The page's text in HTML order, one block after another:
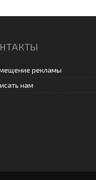
рекламы
нам